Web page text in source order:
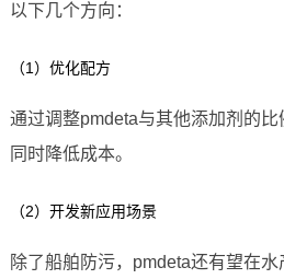
以下几个方向：
（1）优化配方
通过调整pmdeta与其他添加剂的比
同时降低成本。
（2）开发新应用场景
除了船舶防污，pmdeta还有望在